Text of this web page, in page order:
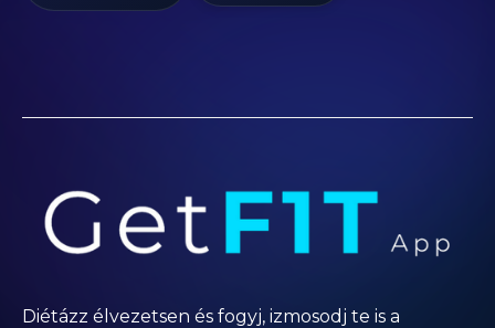
Diétázz élvezetsen és fogyj, izmosodj te is a